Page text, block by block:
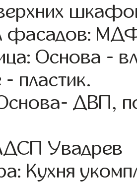
фасадов:
Основа -
пластик.
ДВП,
Увадрев
Кухня